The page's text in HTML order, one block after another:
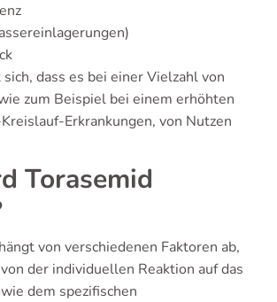
dass es bei einer Vielzahl von
zum Beispiel bei einem erhöhten
Erkrankungen, von Nutzen
Torasemid
von verschiedenen Faktoren ab,
der individuellen Reaktion auf das
dem spezifischen